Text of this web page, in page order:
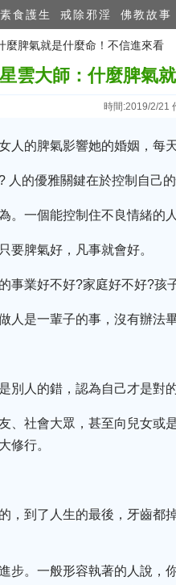
素食護生 戒除邪淫 佛教故事
麼脾氣就是什麼命！不信進來看
星雲大師：什麼脾氣
時間:2019/2/21
人的脾氣影響她的婚姻，每
的優雅關鍵在於控制自己的
。一個能控制住不良情緒的
要脾氣好，凡事就會好。
事業好不好?家庭好不好?
人是一輩子的事，沒有辦法
別人的錯，認為自己才是對
、社會大眾，甚至向兒女或
修行。
，到了人生的最後，牙齒
步。一般形容執著的人說，